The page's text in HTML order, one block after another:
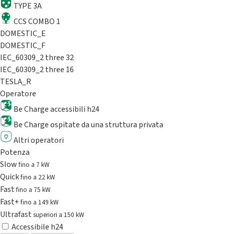
TYPE 3A
CCS COMBO 1
DOMESTIC_E
DOMESTIC_F
IEC_60309_2 three 32
IEC_60309_2 three 16
TESLA_R
Operatore
Be Charge accessibili h24
Be Charge ospitate da una struttura privata
Altri operatori
Potenza
Slowfino a 7 kW
Quickfino a 22 kW
Fastfino a 75 kW
Fast+fino a 149 kW
Ultrafast superiori a 150 kW
Accessibile h24